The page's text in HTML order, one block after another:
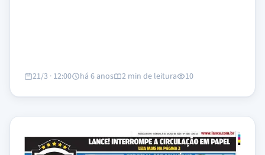
21/3 · 12:00 há 6 anos 2 min de leitura 10